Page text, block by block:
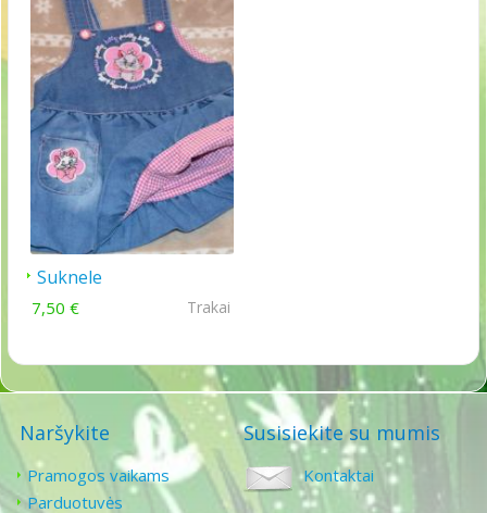
Suknele
7,50 € Trakai
Naršykite
Pramogos vaikams
Parduotuvės
Susisiekite su mumis
Kontaktai